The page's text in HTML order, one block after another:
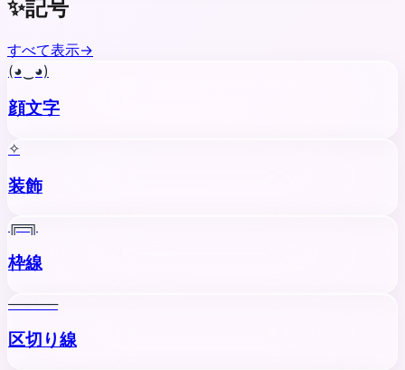
✨記号
すべて表示→
(◕‿◕)
顔文字
✧
装飾
╔═╗
枠線
─────
区切り線